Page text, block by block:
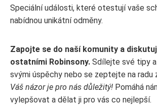
Speciální události, které otestují vaše
nabídnou unikátní odměny.
Zapojte se do naší komunity a
ostatními Robinsony. Sdílejte své tipy
svými úspěchy nebo se zeptejte na radu
Váš názor je pro nás důležitý! Pomáhá
vylepšovat a dělat ji pro vás co nejlepší.